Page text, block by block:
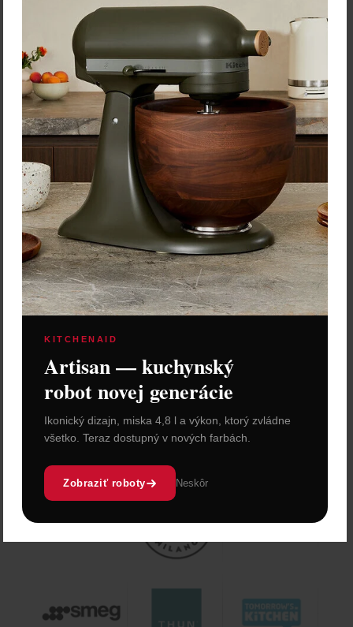
Cena: 50,19 €
Skladom 3 ks
Vložiť do košíka
KITCHENAID
Artisan — kuchynský
robot novej generácie
Ikonický dizajn, miska 4,8 l a výkon, ktorý zvládne
všetko. Teraz dostupný v nových farbách.
Zobraziť roboty Neskôr